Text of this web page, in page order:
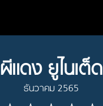
ผีแดง ยูไนเต็ด
ธันวาคม 2565